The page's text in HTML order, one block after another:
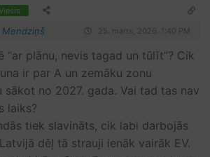
Mendziņš 25. marts, 2026. 1:40 PM
“ar plānu, nevis tagad un tūlīt”? Cik
ir par A un zemāku zonu
sākot no 2027. gada. Vai tad tas nav
laiks?
tiek slavināts, cik labi darbojās
dēļ tā strauji ienāk vairāk EV.